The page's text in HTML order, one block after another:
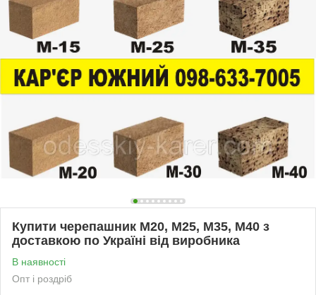
Купити черепашник М20, М25, М35, М40 з
доставкою по Україні від виробника
В наявності
Опт і роздріб